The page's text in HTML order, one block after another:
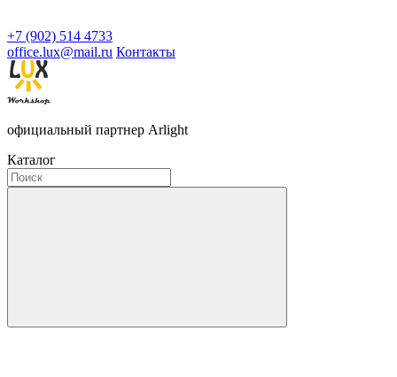
+7 (902) 514 4733
office.lux@mail.ru Контакты
официальный партнер Arlight
Каталог